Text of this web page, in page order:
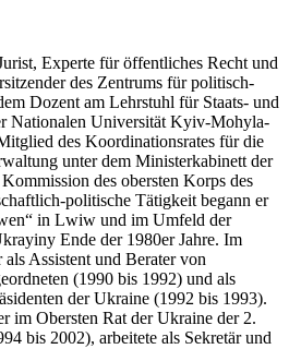
Experte für öffentliches Recht und
des Zentrums für politisch-
Dozent am Lehrstuhl für Staats- und
Nationalen Universität Kyiv-Mohyla-
des Koordinationsrates für die
unter dem Ministerkabinett der
des obersten Korps des
politische Tätigkeit begann er
in Lwiw und im Umfeld der
Ende der 1980er Jahre. Im
als Assistent und Berater von
(1990 bis 1992) und als
der Ukraine (1992 bis 1993).
im Obersten Rat der Ukraine der 2.
bis 2002), arbeitete als Sekretär und